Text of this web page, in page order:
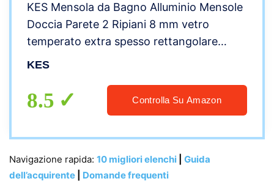
KES Mensola da Bagno Alluminio Mensole
Doccia Parete 2 Ripiani 8 mm vetro
temperato extra spesso rettangolare
Argento, A4126B
KES
8.5 Controlla Su Amazon
Navigazione rapida: 10 migliori elenchi
Guida
dell’acquirente
Domande frequenti